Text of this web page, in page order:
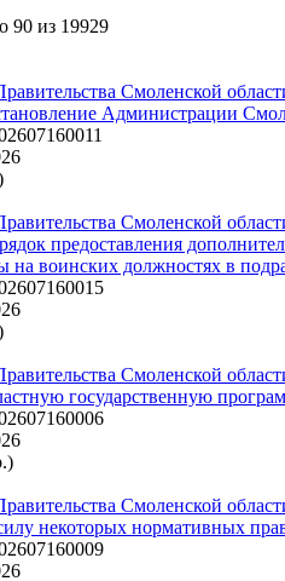
90 из 19929
Смоленской
Администрации
Смоленской
предоставления
воинских должностях в
Смоленской
государственную
Смоленской
некоторых нормативных